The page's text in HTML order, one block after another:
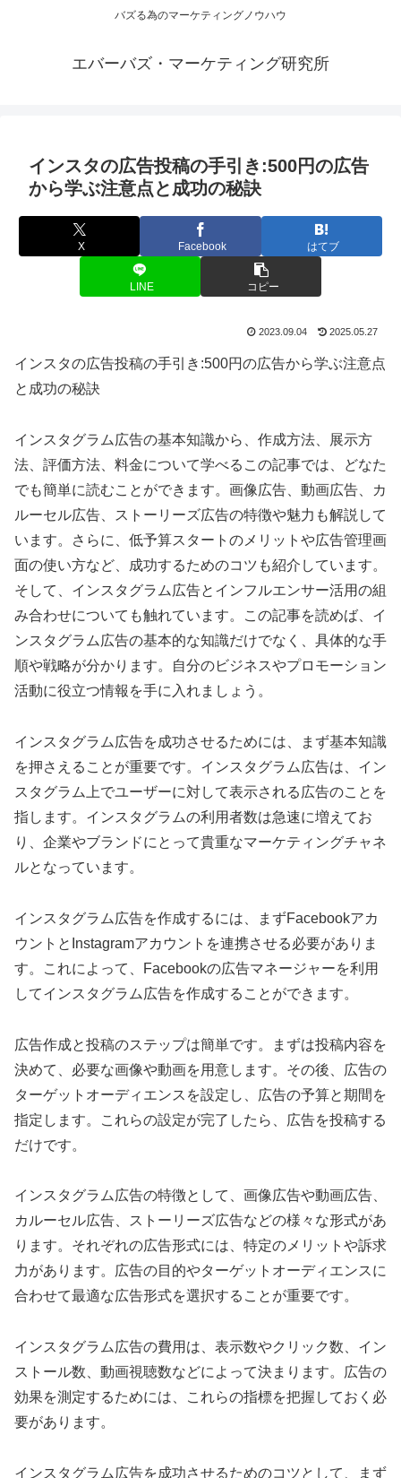
バズる為のマーケティングノウハウ
エバーバズ・マーケティング研究所
インスタの広告投稿の手引き:500円の広告
から学ぶ注意点と成功の秘訣
X Facebook はてブ
LINE コピー
2023.09.04 2025.05.27
インスタの広告投稿の手引き:500円の広告から学ぶ注意点
と成功の秘訣
インスタグラム広告の基本知識から、作成方法、展示方
法、評価方法、料金について学べるこの記事では、どなた
でも簡単に読むことができます。画像広告、動画広告、カ
ルーセル広告、ストーリーズ広告の特徴や魅力も解説して
います。さらに、低予算スタートのメリットや広告管理画
面の使い方など、成功するためのコツも紹介しています。
そして、インスタグラム広告とインフルエンサー活用の組
み合わせについても触れています。この記事を読めば、イ
ンスタグラム広告の基本的な知識だけでなく、具体的な手
順や戦略が分かります。自分のビジネスやプロモーション
活動に役立つ情報を手に入れましょう。
インスタグラム広告を成功させるためには、まず基本知識
を押さえることが重要です。インスタグラム広告は、イン
スタグラム上でユーザーに対して表示される広告のことを
指します。インスタグラムの利用者数は急速に増えてお
り、企業やブランドにとって貴重なマーケティングチャネ
ルとなっています。
インスタグラム広告を作成するには、まずFacebookアカ
ウントとInstagramアカウントを連携させる必要がありま
す。これによって、Facebookの広告マネージャーを利用
してインスタグラム広告を作成することができます。
広告作成と投稿のステップは簡単です。まずは投稿内容を
決めて、必要な画像や動画を用意します。その後、広告の
ターゲットオーディエンスを設定し、広告の予算と期間を
指定します。これらの設定が完了したら、広告を投稿する
だけです。
インスタグラム広告の特徴として、画像広告や動画広告、
カルーセル広告、ストーリーズ広告などの様々な形式があ
ります。それぞれの広告形式には、特定のメリットや訴求
力があります。広告の目的やターゲットオーディエンスに
合わせて最適な広告形式を選択することが重要です。
インスタグラム広告の費用は、表示数やクリック数、イン
ストール数、動画視聴数などによって決まります。広告の
効果を測定するためには、これらの指標を把握しておく必
要があります。
インスタグラム広告を成功させるためのコツとして、まず